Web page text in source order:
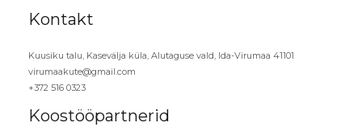
Kontakt
Kuusiku talu, Kasevälja küla, Alutaguse vald, Ida-Virumaa 41101
virumaakute@gmail.com
+372 516 0323
Koostööpartnerid